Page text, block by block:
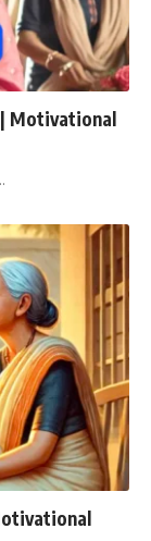
| Motivational